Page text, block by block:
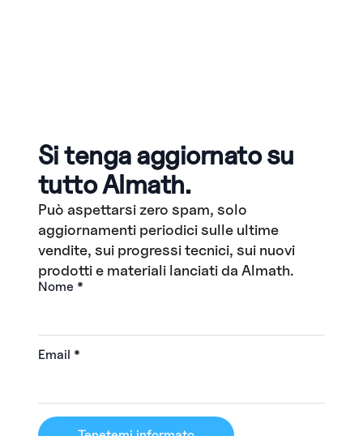
Si tenga aggiornato su
tutto Almath.
Può aspettarsi zero spam, solo
aggiornamenti periodici sulle ultime
vendite, sui progressi tecnici, sui nuovi
prodotti e materiali lanciati da Almath.
Nome *
Email *